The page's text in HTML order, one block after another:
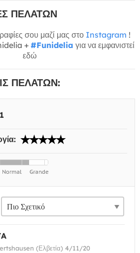
ΠΕΛΑΤΏΝ
σου μαζί μας στο Instagram !
+ #Funidelia για να εμφανιστεί
εδώ
ΠΕΛΑΤΏΝ:
(Ελβετία) 4/11/20